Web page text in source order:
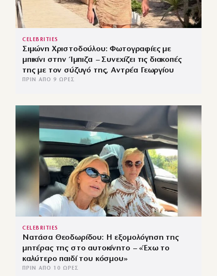
CELEBRITIES
Σιμώνη Χριστοδούλου: Φωτογραφίες με
μπικίνι στην Ίμπιζα – Συνεχίζει τις διακοπές
της με τον σύζυγό της, Αντρέα Γεωργίου
ΠΡΙΝ ΑΠΌ 9 ΏΡΕΣ
CELEBRITIES
Νατάσα Θεοδωρίδου: Η εξομολόγηση της
μητέρας της στο αυτοκίνητο – «Έχω το
καλύτερο παιδί του κόσμου»
ΠΡΙΝ ΑΠΌ 10 ΏΡΕΣ